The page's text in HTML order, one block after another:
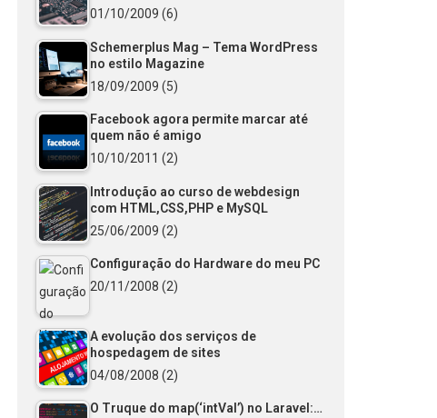
01/10/2009 (6)
Schemerplus Mag – Tema WordPress
no estilo Magazine
18/09/2009 (5)
Facebook agora permite marcar até
quem não é amigo
10/10/2011 (2)
Introdução ao curso de webdesign
com HTML,CSS,PHP e MySQL
25/06/2009 (2)
Configuração do Hardware do meu PC
20/11/2008 (2)
A evolução dos serviços de
hospedagem de sites
04/08/2008 (2)
O Truque do map(‘intVal’) no Laravel:…